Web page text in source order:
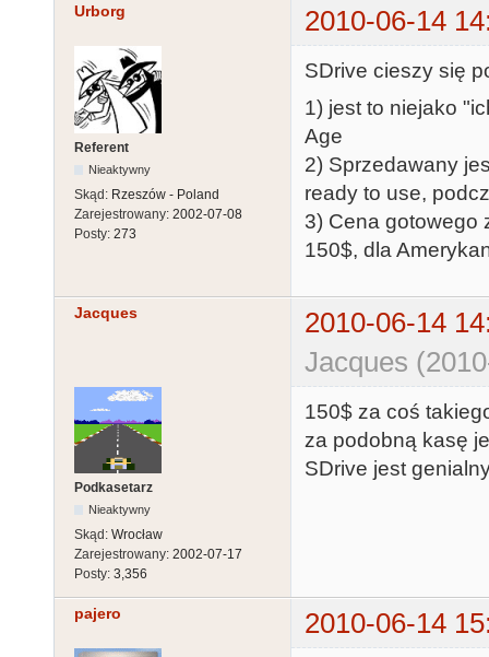
Urborg 2010-06-14
Referent
Nieaktywny
Skąd: Rzeszów - Poland
Zarejestrowany: 2002-07-08
Posty: 273
SDrive cieszy się
1) jest to niejako
Age
2) Sprzedawany
ready to use,
3) Cena gotowego
150$, dla
Jacques
2010-06-14
Jacques
Podkasetarz
Nieaktywny
Skąd: Wrocław
Zarejestrowany: 2002-07-17
Posty: 3,356
150$ za coś
za podobną kasę
SDrive jest
pajero 2010-06-14